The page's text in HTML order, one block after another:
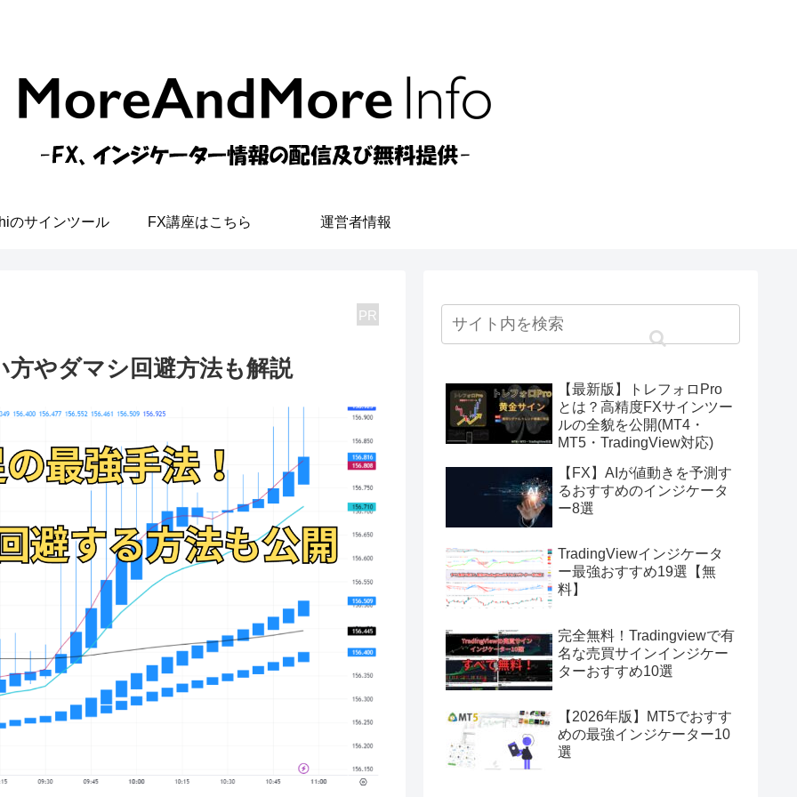
のサインツール FX講座はこちら 運営者情報
PR
方やダマシ回避方法も解説
【最新版】トレフォロPro
とは？高精度FXサインツー
ルの全貌を公開(MT4・
MT5・TradingView対応)
【FX】AIが値動きを予測す
るおすすめのインジケータ
ー8選
TradingViewインジケータ
ー最強おすすめ19選【無
料】
完全無料！Tradingviewで有
名な売買サインインジケー
ターおすすめ10選
【2026年版】MT5でおすす
めの最強インジケーター10
選